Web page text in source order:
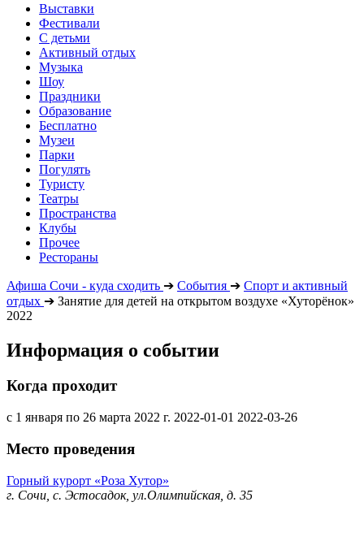
Выставки
Фестивали
С детьми
Активный отдых
Музыка
Шоу
Праздники
Образование
Бесплатно
Музеи
Парки
Погулять
Туристу
Театры
Пространства
Клубы
Прочее
Рестораны
Афиша Сочи - куда сходить ➔ События ➔ Спорт и активный
отдых ➔ Занятие для детей на открытом воздухе «Хуторёнок»
2022
Информация о событии
Когда проходит
с 1 января по 26 марта 2022 г. 2022-01-01 2022-03-26
Место проведения
Горный курорт «Роза Хутор»
г. Сочи, с. Эстосадок, ул.Олимпийская, д. 35